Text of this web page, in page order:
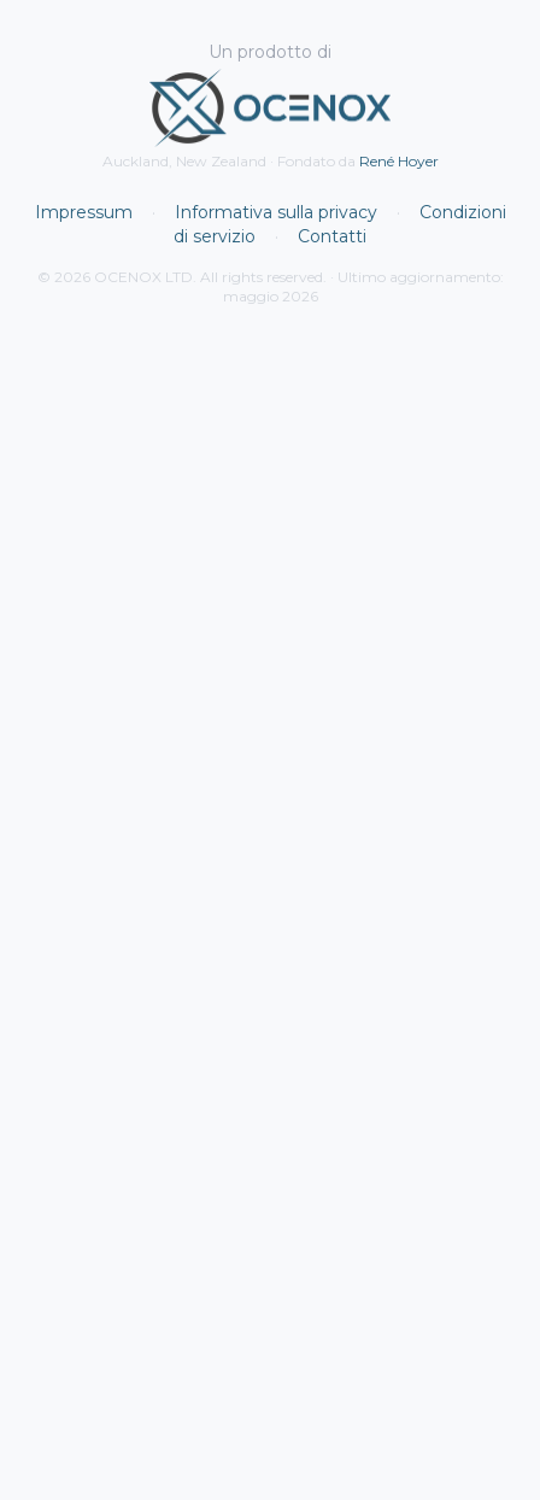
Un prodotto di
Auckland, New Zealand · Fondato da René Hoyer
Impressum · Informativa sulla privacy ·
Condizioni
di servizio
· Contatti
© 2026 OCENOX LTD. All rights reserved. · Ultimo aggiornamento:
maggio 2026